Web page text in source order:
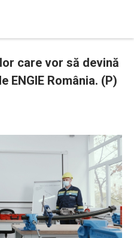
care vor să devină
ENGIE România. (P)